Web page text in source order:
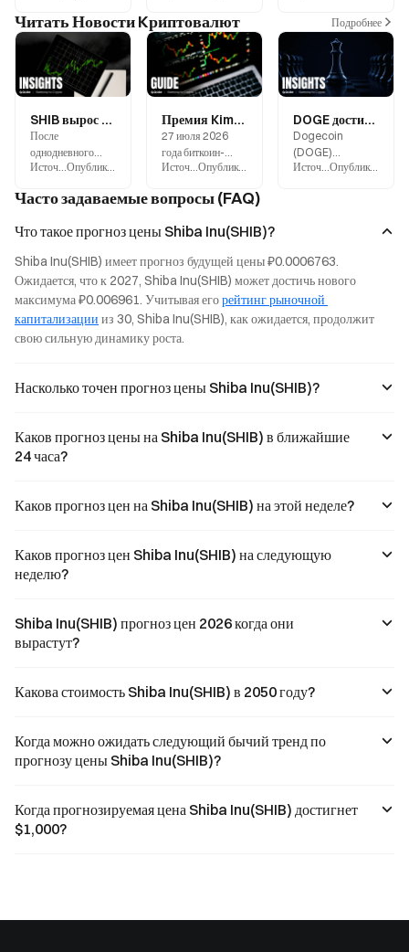
Читать Новости Kриптовалют Подробнее
SHIB вырос на 36% за сутки, а затем скорректировался: спадает ли FOMO в Корее или это здоровая коррекция?
После
однодневного
роста на 36 % цена
отметке
привело к
рыночной
капитализации
примерно на 400
миллионов
:Gate.blog
Опубликовано 2026-07-27
Премия Kimchi на BTC стала отрицательной: какие структурные изменения формируют крипторынок Южной Кореи?
27 июля 2026
года биткоин-
кимчи премия в
составила -0,27
крупных
торговались с
дисконтом, однако
shib выделился на
фоне общего
рассматриваются
Источник :Gate.blog
Опубликовано 2026-07-27
DOGE достиг годового минимума: технические показатели мем-коинов ухудшаются по всему рынку — куда переме?
Dogecoin
(DOGE)
опустился до
прошлую неделю.
SHIB и PEPE также
ослабли
одновременно с
ухудшилась по
всему рынку. Это
Источник :Gate.blog
Опубликовано
Часто задаваемые вопросы (FAQ)
Что такое прогноз цены Shiba Inu(SHIB)?
Shiba Inu(SHIB) имеет прогноз будущей цены ₽0.0006763.
Ожидается, что к 2027, Shiba Inu(SHIB) может достичь нового
максимума ₽0.006961. Учитывая его рейтинг рыночной
капитализации из 30, Shiba Inu(SHIB), как ожидается, продолжит
свою сильную динамику роста.
Насколько точен прогноз цены Shiba Inu(SHIB)?
Каков прогноз цены на Shiba Inu(SHIB) в ближайшие
24 часа?
Каков прогноз цен на Shiba Inu(SHIB) на этой неделе?
Каков прогноз цен Shiba Inu(SHIB) на следующую
неделю?
Shiba Inu(SHIB) прогноз цен 2026 когда они
вырастут?
Какова стоимость Shiba Inu(SHIB) в 2050 году?
Когда можно ожидать следующий бычий тренд по
прогнозу цены Shiba Inu(SHIB)?
Когда прогнозируемая цена Shiba Inu(SHIB) достигнет
$1,000?